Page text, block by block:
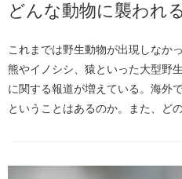
どんな動物に襲われ
これまでは野生動物が出現しなか
熊やイノシシ、猿といった大型野
に関する報道が増えている。海外
ということはあるのか。また、ど